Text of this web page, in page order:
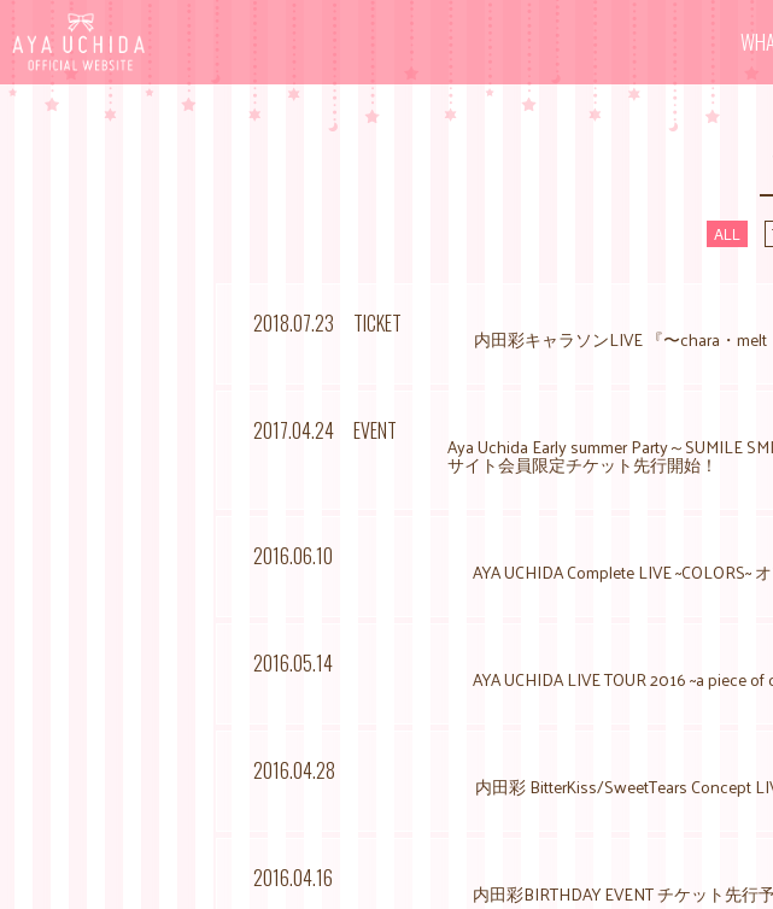
ALL
2018.07.23 TICKET
内田彩キャラソンLIVE 『〜chara・
2017.04.24 EVENT
Aya Uchida Early summer Party～SUMILE
サイト会員限定チケット先行開始！
2016.06.10
AYA UCHIDA Complete LIVE
2016.05.14
AYA UCHIDA LIVE TOUR 2016 ~a
2016.04.28
内田彩 BitterKiss/SweetTears Concept
2016.04.16
内田彩BIRTHDAY EVENT チケット先行